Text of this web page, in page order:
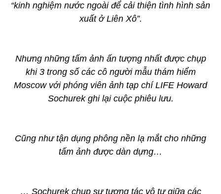
“kinh nghiệm nước ngoài để cải thiện tình hình sản
xuất ở Liên Xô”.
Nhưng những tấm ảnh ấn tượng nhất được chụp
khi 3 trong số các cô người mẫu thám hiểm
Moscow với phóng viên ảnh tạp chí LIFE Howard
Sochurek ghi lại cuộc phiêu lưu.
Cũng như tận dụng phông nền lạ mắt cho những
tấm ảnh được dàn dựng…
… Sochurek chụp sự tương tác vô tư giữa các